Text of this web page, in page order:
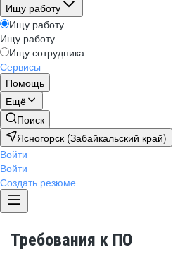
Ищу работу
Ищу работу
Ищу работу
Ищу сотрудника
Сервисы
Помощь
Ещё
Поиск
Ясногорск (Забайкальский край)
Войти
Войти
Создать резюме
Требования к ПО